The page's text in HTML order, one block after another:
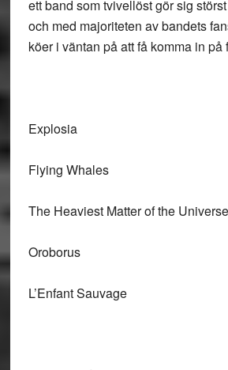
ett band som tvivellöst gör sig
och med majoriteten av bandets
köer i väntan på att få komma in på
Explosia
Flying Whales
The Heaviest Matter of the Universe
Oroborus
L’Enfant Sauvage